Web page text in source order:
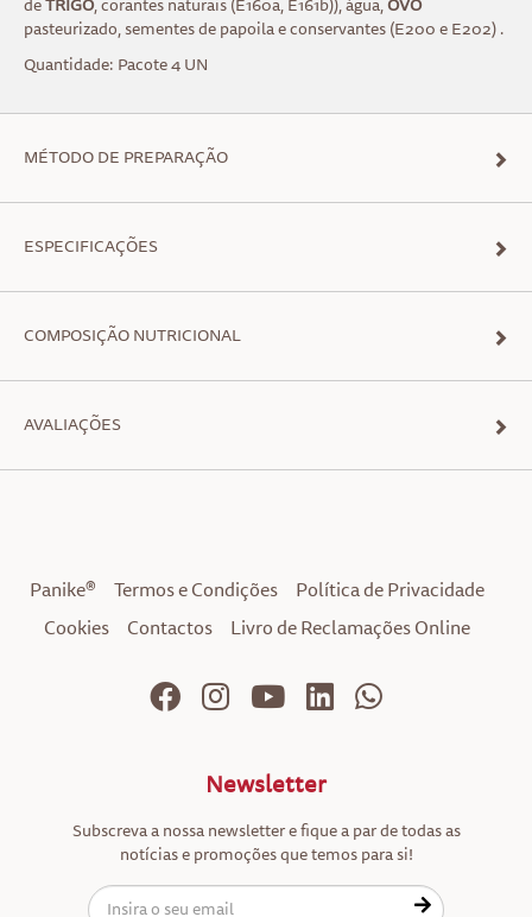
deTRIGO, corantes naturais (E160a, E161b)), água,OVO
pasteurizado, sementes de papoila e conservantes (E200 e E202) .
Quantidade: Pacote 4 UN
MÉTODO DE PREPARAÇÃO
ESPECIFICAÇÕES
COMPOSIÇÃO NUTRICIONAL
AVALIAÇÕES
Panike® Termos e Condições
Política de Privacidade
Cookies
Contactos Livro de Reclamações Online
Newsletter
Subscreva a nossa newsletter e fique a par de todas as
notícias e promoções que temos para si!